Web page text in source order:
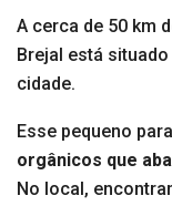
A cerca de 50 km
Brejal está situado
cidade.
Esse pequeno
orgânicos que
No local,